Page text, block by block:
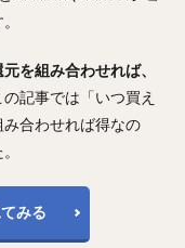
を組み合わせれば、
の記事では「いつ買え
合わせれば得なの
みる